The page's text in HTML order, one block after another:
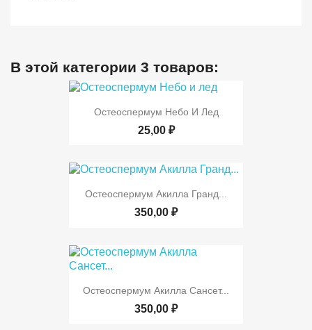
В этой категории 3 товаров:
Остеоспермум Небо И Лед
25,00 ₽
Остеоспермум Акилла Гранд...
350,00 ₽
Остеоспермум Акилла Сансет...
350,00 ₽